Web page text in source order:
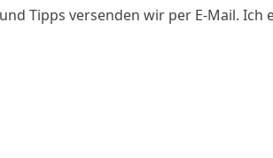
Tipps versenden wir per E-Mail.